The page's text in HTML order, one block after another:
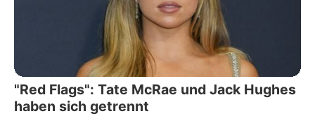
"Red Flags": Tate McRae und Jack Hughes
haben sich getrennt